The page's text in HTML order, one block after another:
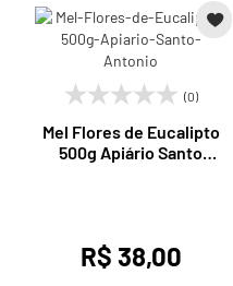
(0)
Mel Flores de Eucalipto
500g Apiário Santo
R$ 38,00